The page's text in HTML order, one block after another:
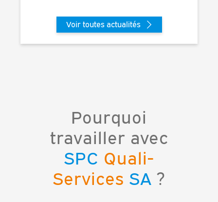
Voir toutes actualités
Pourquoi
travailler avec
SPC Quali-
Services SA ?